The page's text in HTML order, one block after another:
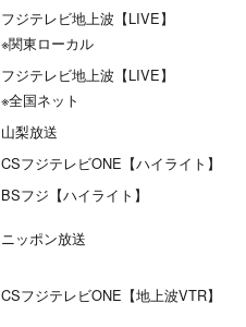
フジテレビ地上波【LIVE】
※関東ローカル
フジテレビ地上波【LIVE】
※全国ネット
山梨放送
CSフジテレビONE【ハイライト】
BSフジ【ハイライト】
ニッポン放送
CSフジテレビONE【地上波VTR】